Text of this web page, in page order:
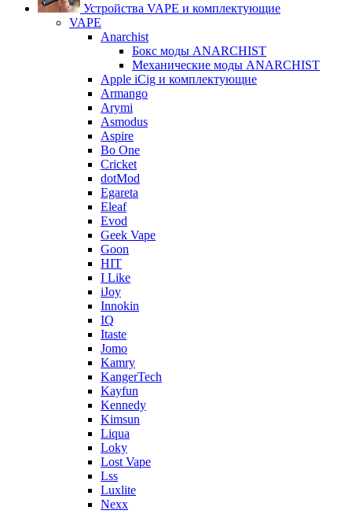
Устройства VAPE и комплектующие
VAPE
Anarchist
Бокс моды ANARCHIST
Механические моды ANARCHIST
Apple iCig и комплектующие
Armango
Arymi
Asmodus
Aspire
Bo One
Cricket
dotMod
Egareta
Eleaf
Evod
Geek Vape
Goon
HIT
I Like
iJoy
Innokin
IQ
Itaste
Jomo
Kamry
KangerTech
Kayfun
Kennedy
Kimsun
Liqua
Loky
Lost Vape
Lss
Luxlite
Nexx